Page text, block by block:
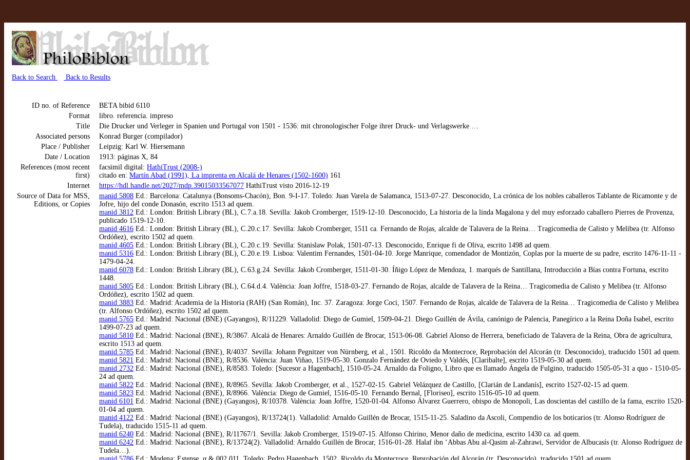
Back to Search Back to Results
ID no. of Reference
BETA bibid 6110
Format
libro. referencia. impreso
Title
Die Drucker und Verleger in Spanien und Portugal von 1501 - 1536: mit chronologischer Folge ihrer Druck- und Verlagswerke …
Associated persons
Konrad Burger (compilador)
Place / Publisher
Leipzig: Karl W. Hiersemann
Date / Location
1913: páginas X, 84
References (most recent
first)
facsimil digital: HathiTrust (2008-)
citado en: Martín Abad (1991), La imprenta en Alcalá de Henares (1502-1600) 161
Internet
https://hdl.handle.net/2027/mdp.39015033567077 HathiTrust visto 2016-12-19
Source of Data for MSS,
Editions, or Copies
manid 5808 Ed.: Barcelona: Catalunya (Bonsoms-Chacón), Bon. 9-I-17. Toledo: Juan Varela de Salamanca, 1513-07-27. Desconocido, La crónica de los nobles caballeros Tablante de Ricamonte y de
Jofre, hijo del conde Donasón, escrito 1513 ad quem.
manid 3812 Ed.: London: British Library (BL), C.7.a.18. Sevilla: Jakob Cromberger, 1519-12-10. Desconocido, La historia de la linda Magalona y del muy esforzado caballero Pierres de Provenza,
publicado 1519-12-10.
manid 4616 Ed.: London: British Library (BL), C.20.c.17. Sevilla: Jakob Cromberger, 1511 ca. Fernando de Rojas, alcalde de Talavera de la Reina… Tragicomedia de Calisto y Melibea (tr. Alfonso
Ordóñez), escrito 1502 ad quem.
manid 4605 Ed.: London: British Library (BL), C.20.c.19. Sevilla: Stanislaw Polak, 1501-07-13. Desconocido, Enrique fi de Oliva, escrito 1498 ad quem.
manid 5316 Ed.: London: British Library (BL), C.20.e.19. Lisboa: Valentim Fernandes, 1501-04-10. Jorge Manrique, comendador de Montizón, Coplas por la muerte de su padre, escrito 1476-11-11 -
1479-04-24.
manid 6078 Ed.: London: British Library (BL), C.63.g.24. Sevilla: Jakob Cromberger, 1511-01-30. Íñigo López de Mendoza, 1. marqués de Santillana, Introducción a Bías contra Fortuna, escrito
1448.
manid 5805 Ed.: London: British Library (BL), C.64.d.4. València: Joan Joffre, 1518-03-27. Fernando de Rojas, alcalde de Talavera de la Reina… Tragicomedia de Calisto y Melibea (tr. Alfonso
Ordóñez), escrito 1502 ad quem.
manid 3883 Ed.: Madrid: Academia de la Historia (RAH) (San Román), Inc. 37. Zaragoza: Jorge Coci, 1507. Fernando de Rojas, alcalde de Talavera de la Reina… Tragicomedia de Calisto y Melibea
(tr. Alfonso Ordóñez), escrito 1502 ad quem.
manid 5765 Ed.: Madrid: Nacional (BNE) (Gayangos), R/11229. Valladolid: Diego de Gumiel, 1509-04-21. Diego Guillén de Ávila, canónigo de Palencia, Panegírico a la Reina Doña Isabel, escrito
1499-07-23 ad quem.
manid 5810 Ed.: Madrid: Nacional (BNE), R/3867. Alcalá de Henares: Arnaldo Guillén de Brocar, 1513-06-08. Gabriel Alonso de Herrera, beneficiado de Talavera de la Reina, Obra de agricultura,
escrito 1513 ad quem.
manid 5785 Ed.: Madrid: Nacional (BNE), R/4037. Sevilla: Johann Pegnitzer von Nürnberg, et al., 1501. Ricoldo da Montecroce, Reprobación del Alcorán (tr. Desconocido), traducido 1501 ad quem.
manid 5821 Ed.: Madrid: Nacional (BNE), R/8536. València: Juan Viñao, 1519-05-30. Gonzalo Fernández de Oviedo y Valdés, [Claribalte], escrito 1519-05-30 ad quem.
manid 2732 Ed.: Madrid: Nacional (BNE), R/8583. Toledo: [Sucesor a Hagenbach], 1510-05-24. Arnaldo da Foligno, Libro que es llamado Ángela de Fulgino, traducido 1505-05-31 a quo - 1510-05-
24 ad quem.
manid 5822 Ed.: Madrid: Nacional (BNE), R/8965. Sevilla: Jakob Cromberger, et al., 1527-02-15. Gabriel Velázquez de Castillo, [Clarián de Landanís], escrito 1527-02-15 ad quem.
manid 5823 Ed.: Madrid: Nacional (BNE), R/8966. València: Diego de Gumiel, 1516-05-10. Fernando Bernal, [Floriseo], escrito 1516-05-10 ad quem.
manid 6101 Ed.: Madrid: Nacional (BNE) (Gayangos), R/10378. València: Joan Joffre, 1520-01-04. Alfonso Álvarez Guerrero, obispo de Monopoli, Las doscientas del castillo de la fama, escrito 1520-
01-04 ad quem.
manid 4122 Ed.: Madrid: Nacional (BNE) (Gayangos), R/13724(1). Valladolid: Arnaldo Guillén de Brocar, 1515-11-25. Saladino da Ascoli, Compendio de los boticarios (tr. Alonso Rodríguez de
Tudela), traducido 1515-11 ad quem.
manid 6240 Ed.: Madrid: Nacional (BNE), R/11767/1. Sevilla: Jakob Cromberger, 1519-07-15. Alfonso Chirino, Menor daño de medicina, escrito 1430 ca. ad quem.
manid 6242 Ed.: Madrid: Nacional (BNE), R/13724(2). Valladolid: Arnaldo Guillén de Brocar, 1516-01-28. Halaf ibn ‘Abbas Abu al-Qasim al-Zahrawi, Servidor de Albucasís (tr. Alonso Rodríguez de
Tudela…).